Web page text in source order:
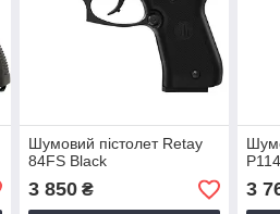
Шумовий пістолет Retay
84FS Black
3 850₴ 3